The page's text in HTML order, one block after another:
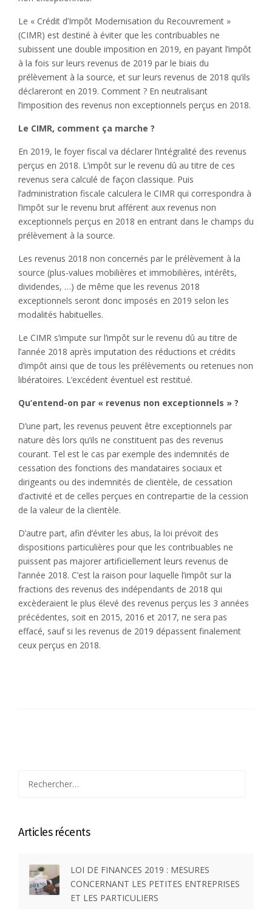
Le « Crédit d’Impôt Modernisation du Recouvrement »
(CIMR) est destiné à éviter que les contribuables ne
subissent une double imposition en 2019, en payant l’impôt
à la fois sur leurs revenus de 2019 par le biais du
prélèvement à la source, et sur leurs revenus de 2018 qu’ils
déclareront en 2019. Comment ? En neutralisant
l’imposition des revenus non exceptionnels perçus en 2018.
Le CIMR, comment ça marche ?
En 2019, le foyer fiscal va déclarer l’intégralité des revenus
perçus en 2018. L’impôt sur le revenu dû au titre de ces
revenus sera calculé de façon classique. Puis
l’administration fiscale calculera le CIMR qui correspondra à
l’impôt sur le revenu brut afférent aux revenus non
exceptionnels perçus en 2018 en entrant dans le champs du
prélèvement à la source.
Les revenus 2018 non concernés par le prélèvement à la
source (plus-values mobilières et immobilières, intérêts,
dividendes, …) de même que les revenus 2018
exceptionnels seront donc imposés en 2019 selon les
modalités habituelles.
Le CIMR s’impute sur l’impôt sur le revenu dû au titre de
l’année 2018 après imputation des réductions et crédits
d’impôt ainsi que de tous les prélèvements ou retenues non
libératoires. L’excédent éventuel est restitué.
Qu’entend-on par « revenus non exceptionnels » ?
D’une part, les revenus peuvent être exceptionnels par
nature dès lors qu’ils ne constituent pas des revenus
courant. Tel est le cas par exemple des indemnités de
cessation des fonctions des mandataires sociaux et
dirigeants ou des indemnités de clientèle, de cessation
d’activité et de celles perçues en contrepartie de la cession
de la valeur de la clientèle.
D’autre part, afin d’éviter les abus, la loi prévoit des
dispositions particulières pour que les contribuables ne
puissent pas majorer artificiellement leurs revenus de
l’année 2018. C’est la raison pour laquelle l’impôt sur la
fractions des revenus des indépendants de 2018 qui
excèderaient le plus élevé des revenus perçus les 3 années
précédentes, soit en 2015, 2016 et 2017, ne sera pas
effacé, sauf si les revenus de 2019 dépassent finalement
ceux perçus en 2018.
Articles récents
LOI DE FINANCES 2019 : MESURES
CONCERNANT LES PETITES ENTREPRISES
ET LES PARTICULIERS